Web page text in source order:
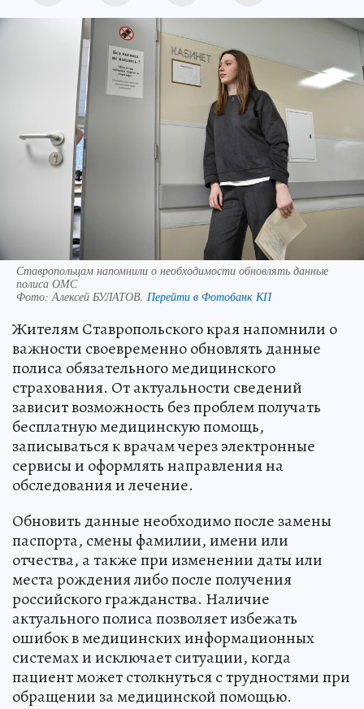
Ставропольцам напомнили о необходимости обновлять данные
полиса ОМС
Фото:Алексей БУЛАТОВ. Перейти в Фотобанк КП
Жителям Ставропольского края напомнили о
важности своевременно обновлять данные
полиса обязательного медицинского
страхования. От актуальности сведений
зависит возможность без проблем получать
бесплатную медицинскую помощь,
записываться к врачам через электронные
сервисы и оформлять направления на
обследования и лечение.
Обновить данные необходимо после замены
паспорта, смены фамилии, имени или
отчества, а также при изменении даты или
места рождения либо после получения
российского гражданства. Наличие
актуального полиса позволяет избежать
ошибок в медицинских информационных
системах и исключает ситуации, когда
пациент может столкнуться с трудностями при
обращении за медицинской помощью.